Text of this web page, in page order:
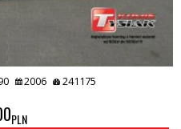
2006 241175
PLN